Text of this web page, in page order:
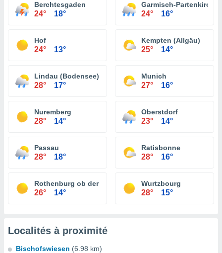
Berchtesgaden
24° 18°
Garmisch-
24° 16°
Hof
24° 13°
Kempten (Allgäu)
25° 14°
Lindau (Bodensee)
28° 17°
Munich
27° 16°
Nuremberg
28° 14°
Oberstdorf
23° 14°
Passau
28° 18°
Ratisbonne
28° 16°
Rothenburg ob der Tauber
26° 14°
Wurtzbourg
28° 15°
Localités à proximité
Bischofswiesen (6.98 km)